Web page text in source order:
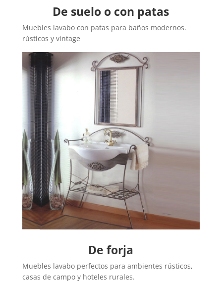
De suelo o con patas
Muebles lavabo con patas para baños modernos.
rústicos y vintage
De forja
Muebles lavabo perfectos para ambientes rústicos,
casas de campo y hoteles rurales.